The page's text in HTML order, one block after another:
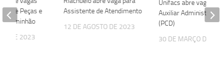
Assistente de Atendimento
12 DE AGOSTO DE 2023
Unifacs abre vaga
Auxiliar
(PCD)
30 DE MARÇO DE
de Peças e
Caminhão
DE 2023